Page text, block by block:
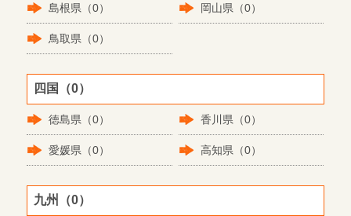
島根県（0） 岡山県（0）
鳥取県（0）
四国（0）
徳島県（0） 香川県（0）
愛媛県（0） 高知県（0）
九州（0）